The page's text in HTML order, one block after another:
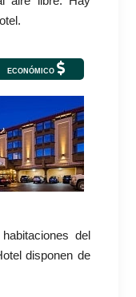
ECONÓMICO
del
disponen de